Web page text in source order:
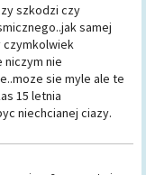
szkodzi czy
samej
czymkolwiek
niczym nie
sie myle ale te
15 letnia
niechcianej ciazy.